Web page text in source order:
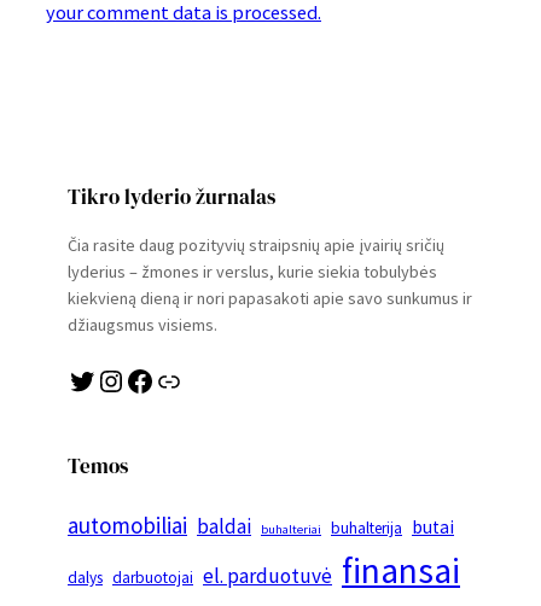
your comment data is processed.
Tikro lyderio žurnalas
Čia rasite daug pozityvių straipsnių apie įvairių sričių
lyderius – žmones ir verslus, kurie siekia tobulybės
kiekvieną dieną ir nori papasakoti apie savo sunkumus ir
džiaugsmus visiems.
Twitter Instagram Facebook Link
Temos
automobiliai baldai buhalteriai buhalterija butai
dalys darbuotojai el. parduotuvė finansai